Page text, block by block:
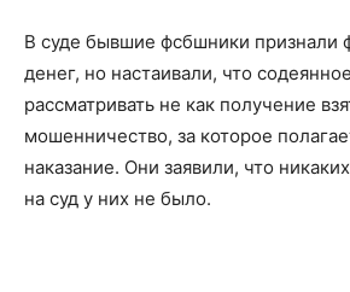
В суде бывшие фсбшники признали
денег, но настаивали, что
рассматривать не как получение
мошенничество, за которое
наказание. Они заявили, что
на суд у них не было.